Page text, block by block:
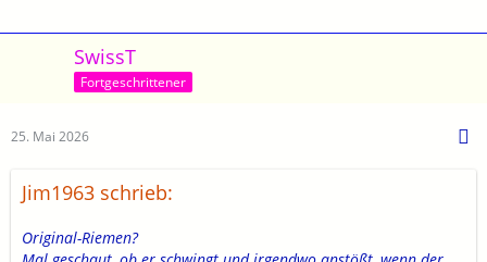
SwissT
Fortgeschrittener
25. Mai 2026
Jim1963 schrieb:
Original-Riemen?